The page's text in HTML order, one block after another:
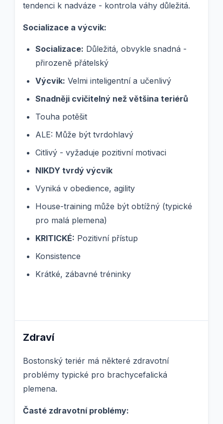
tendenci k nadváze - kontrola váhy důležitá.
Socializace a výcvik:
Socializace: Důležitá, obvykle snadná -
přirozeně přátelský
Výcvik: Velmi inteligentní a učenlivý
Snadněji cvičitelný než většina teriérů
Touha potěšit
ALE: Může být tvrdohlavý
Citlivý - vyžaduje pozitivní motivaci
NIKDY tvrdý výcvik
Vyniká v obedience, agility
House-training může být obtížný (typické
pro malá plemena)
KRITICKÉ: Pozitivní přístup
Konsistence
Krátké, zábavné tréninky
Zdraví
Bostonský teriér má některé zdravotní
problémy typické pro brachycefalická
plemena.
Časté zdravotní problémy: